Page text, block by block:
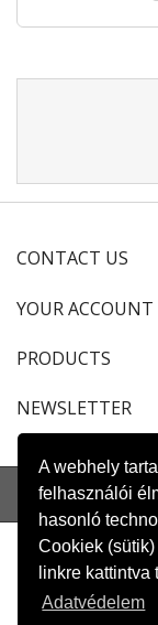
A webhely
felhasználói
hasonló
Cookiek
linkre
Adatvédelem
CONTACT US
YOUR ACCOUNT
PRODUCTS
NEWSLETTER
Sitemap
Copyright 2017